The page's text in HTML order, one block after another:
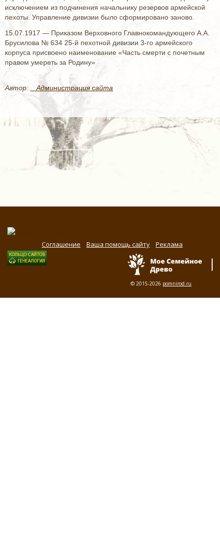
исключением из подчинения начальнику резервов армейской
пехоты. Управление дивизии было сформировано заново.
15.07.1917 — Приказом Верховного Главнокомандующего А.А.
Брусилова № 634 25-й пехотной дивизии 3-го армейского
корпуса присвоено наименование «Часть смерти с почетным
правом умереть за Родину»
Автор: _ Администрация сайта
Соглашение Ваша помощь сайту Реклама
© 2015-2026 pomnirod.ru